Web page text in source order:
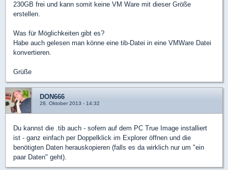
230GB frei und kann somit keine VM Ware mit dieser Größe
erstellen.
Was für Möglichkeiten gibt es?
Habe auch gelesen man könne eine tib-Datei in eine VMWare Datei
konvertieren.
Grüße
DON666
28. Oktober 2013 - 14:32
Du kannst die .tib auch - sofern auf dem PC True Image installiert
ist - ganz einfach per Doppelklick im Explorer öffnen und die
benötigten Daten herauskopieren (falls es da wirklich nur um "ein
paar Daten" geht).